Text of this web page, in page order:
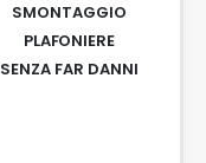
SMONTAGGIO
PLAFONIERE
SENZA FAR DANNI